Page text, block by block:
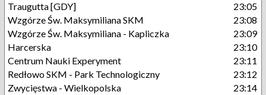
Traugutta [GDY]
23:05
Wzgórze Św. Maksymiliana SKM
23:08
Wzgórze Św. Maksymiliana - Kapliczka
23:09
Harcerska
23:10
Centrum Nauki Experyment
23:11
Redłowo SKM - Park Technologiczny
23:12
Zwycięstwa - Wielkopolska
23:14